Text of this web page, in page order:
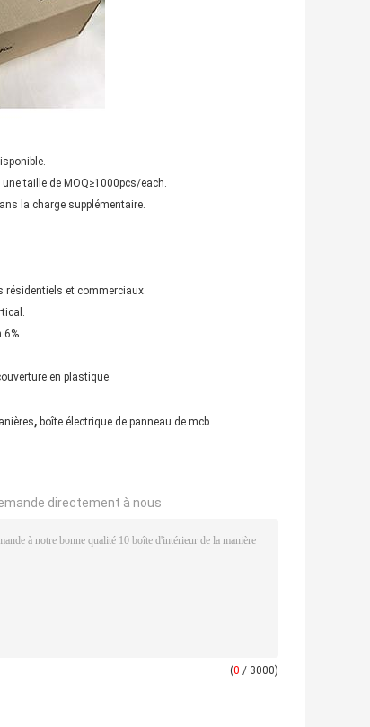
taille de MOQ≥1000pcs/each.
la charge supplémentaire.
résidentiels et commerciaux.
en plastique.
, boîte électrique de panneau de mcb
directement à nous
(0 / 3000)